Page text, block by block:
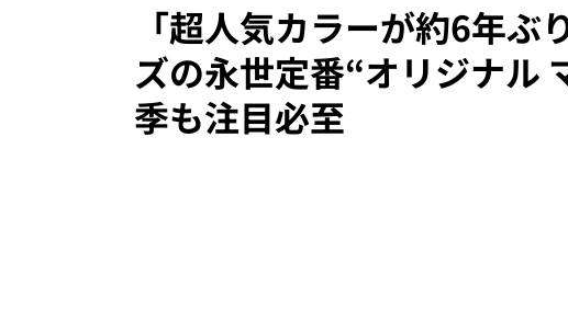
「超人気カラーが約6年
ズの永世定番“オリジナル
季も注目必至